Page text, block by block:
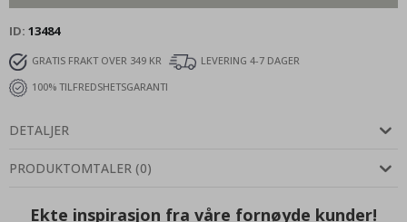
ID 13484
GRATIS FRAKT OVER 349 KR
LEVERING 4-7 DAGER
100% TILFREDSHETSGARANTI
DETALJER
PRODUKTOMTALER (0)
Ekte inspirasjon fra våre fornøyde kunder!